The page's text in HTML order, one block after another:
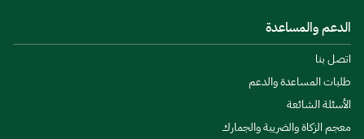
الدعم والمساعدة
اتصل بنا
طلبات المساعدة والدعم
الأسئلة الشائعة
معجم الزكاة والضريبة والجمارك